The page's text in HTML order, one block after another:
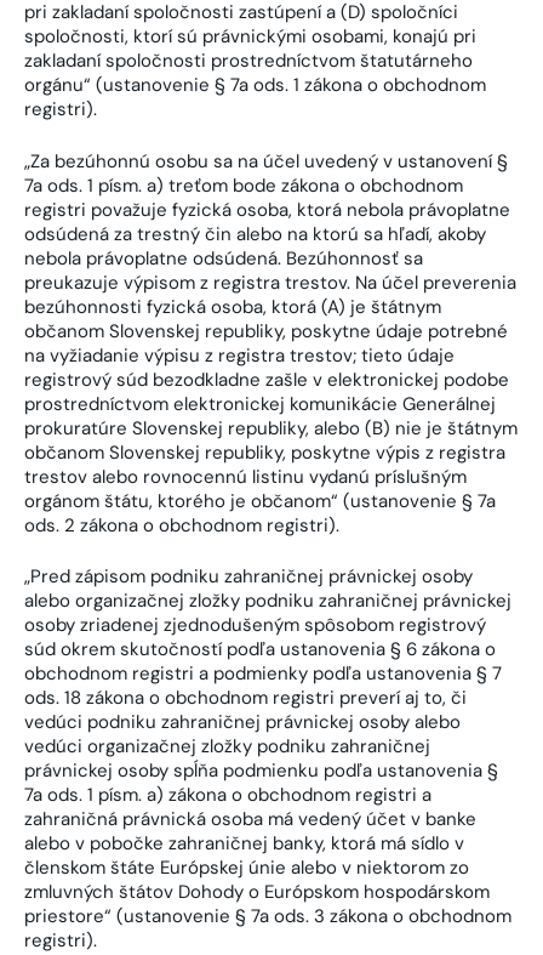
pri zakladaní spoločnosti zastúpení a (D) spoločníci
spoločnosti, ktorí sú právnickými osobami, konajú pri
zakladaní spoločnosti prostredníctvom štatutárneho
orgánu“ (ustanovenie § 7a ods. 1 zákona o obchodnom
registri).
„Za bezúhonnú osobu sa na účel uvedený v ustanovení §
7a ods. 1 písm. a) treťom bode zákona o obchodnom
registri považuje fyzická osoba, ktorá nebola právoplatne
odsúdená za trestný čin alebo na ktorú sa hľadí, akoby
nebola právoplatne odsúdená. Bezúhonnosť sa
preukazuje výpisom z registra trestov. Na účel preverenia
bezúhonnosti fyzická osoba, ktorá (A) je štátnym
občanom Slovenskej republiky, poskytne údaje potrebné
na vyžiadanie výpisu z registra trestov; tieto údaje
registrový súd bezodkladne zašle v elektronickej podobe
prostredníctvom elektronickej komunikácie Generálnej
prokuratúre Slovenskej republiky, alebo (B) nie je štátnym
občanom Slovenskej republiky, poskytne výpis z registra
trestov alebo rovnocennú listinu vydanú príslušným
orgánom štátu, ktorého je občanom“ (ustanovenie § 7a
ods. 2 zákona o obchodnom registri).
„Pred zápisom podniku zahraničnej právnickej osoby
alebo organizačnej zložky podniku zahraničnej právnickej
osoby zriadenej zjednodušeným spôsobom registrový
súd okrem skutočností podľa ustanovenia § 6 zákona o
obchodnom registri a podmienky podľa ustanovenia § 7
ods. 18 zákona o obchodnom registri preverí aj to, či
vedúci podniku zahraničnej právnickej osoby alebo
vedúci organizačnej zložky podniku zahraničnej
právnickej osoby spĺňa podmienku podľa ustanovenia §
7a ods. 1 písm. a) zákona o obchodnom registri a
zahraničná právnická osoba má vedený účet v banke
alebo v pobočke zahraničnej banky, ktorá má sídlo v
členskom štáte Európskej únie alebo v niektorom zo
zmluvných štátov Dohody o Európskom hospodárskom
priestore“ (ustanovenie § 7a ods. 3 zákona o obchodnom
registri).